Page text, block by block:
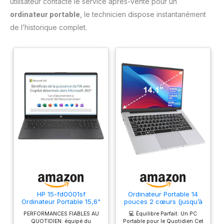
ordinateur portable , le technicien dispose instantanément
de l’historique complet.
HP 15-fd0001sf
Ordinateur Portable 15,6"
FHD, PC Portable (Intel
Celeron N100, RAM 4 Go,
PERFORMANCES FIABLES AU
QUOTIDIEN: équipé du
Ordinateur Portable 14
pouces 2 cœurs (jusqu’à
2,6 GHz) PC Portable 6
Go DDR4 128 Go SSD,
💻 Équilibre Parfait: Un PC
Portable pour le Quotidien Cet